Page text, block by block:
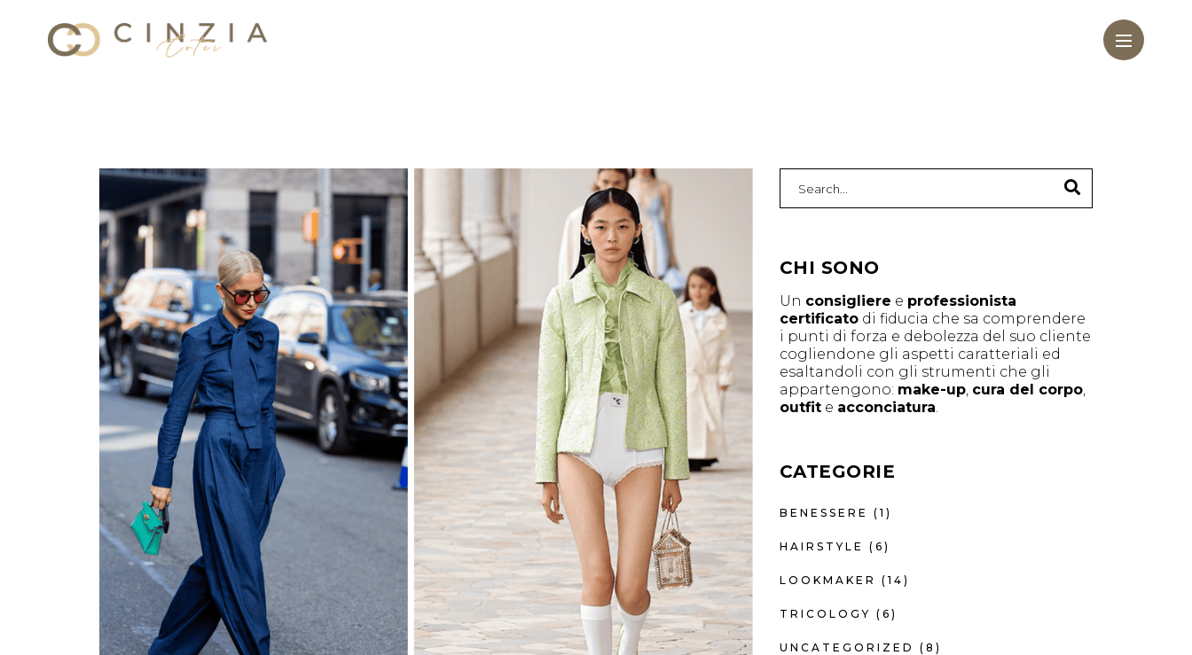
CHI SONO
Un consigliere e professionista
certificatodi fiducia che sa comprendere
i punti di forza e debolezza del suo cliente
cogliendone gli aspetti caratteriali ed
esaltandoli con gli strumenti che gli
appartengono: make-up, cura del corpo,
outfite acconciatura.
CATEGORIE
BENESSERE (1)
HAIRSTYLE (6)
LOOKMAKER (14)
TRICOLOGY (6)
UNCATEGORIZED (8)